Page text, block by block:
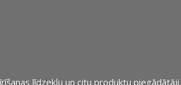
līdzekļu un citu produktu piegādātāji.